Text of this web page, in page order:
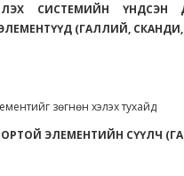
СИСТЕМИЙН ҮНДСЭН
(ГАЛЛИЙ,
зөгнөн хэлэх тухайд
ЭЛЕМЕНТИЙН СҮҮЛЧ